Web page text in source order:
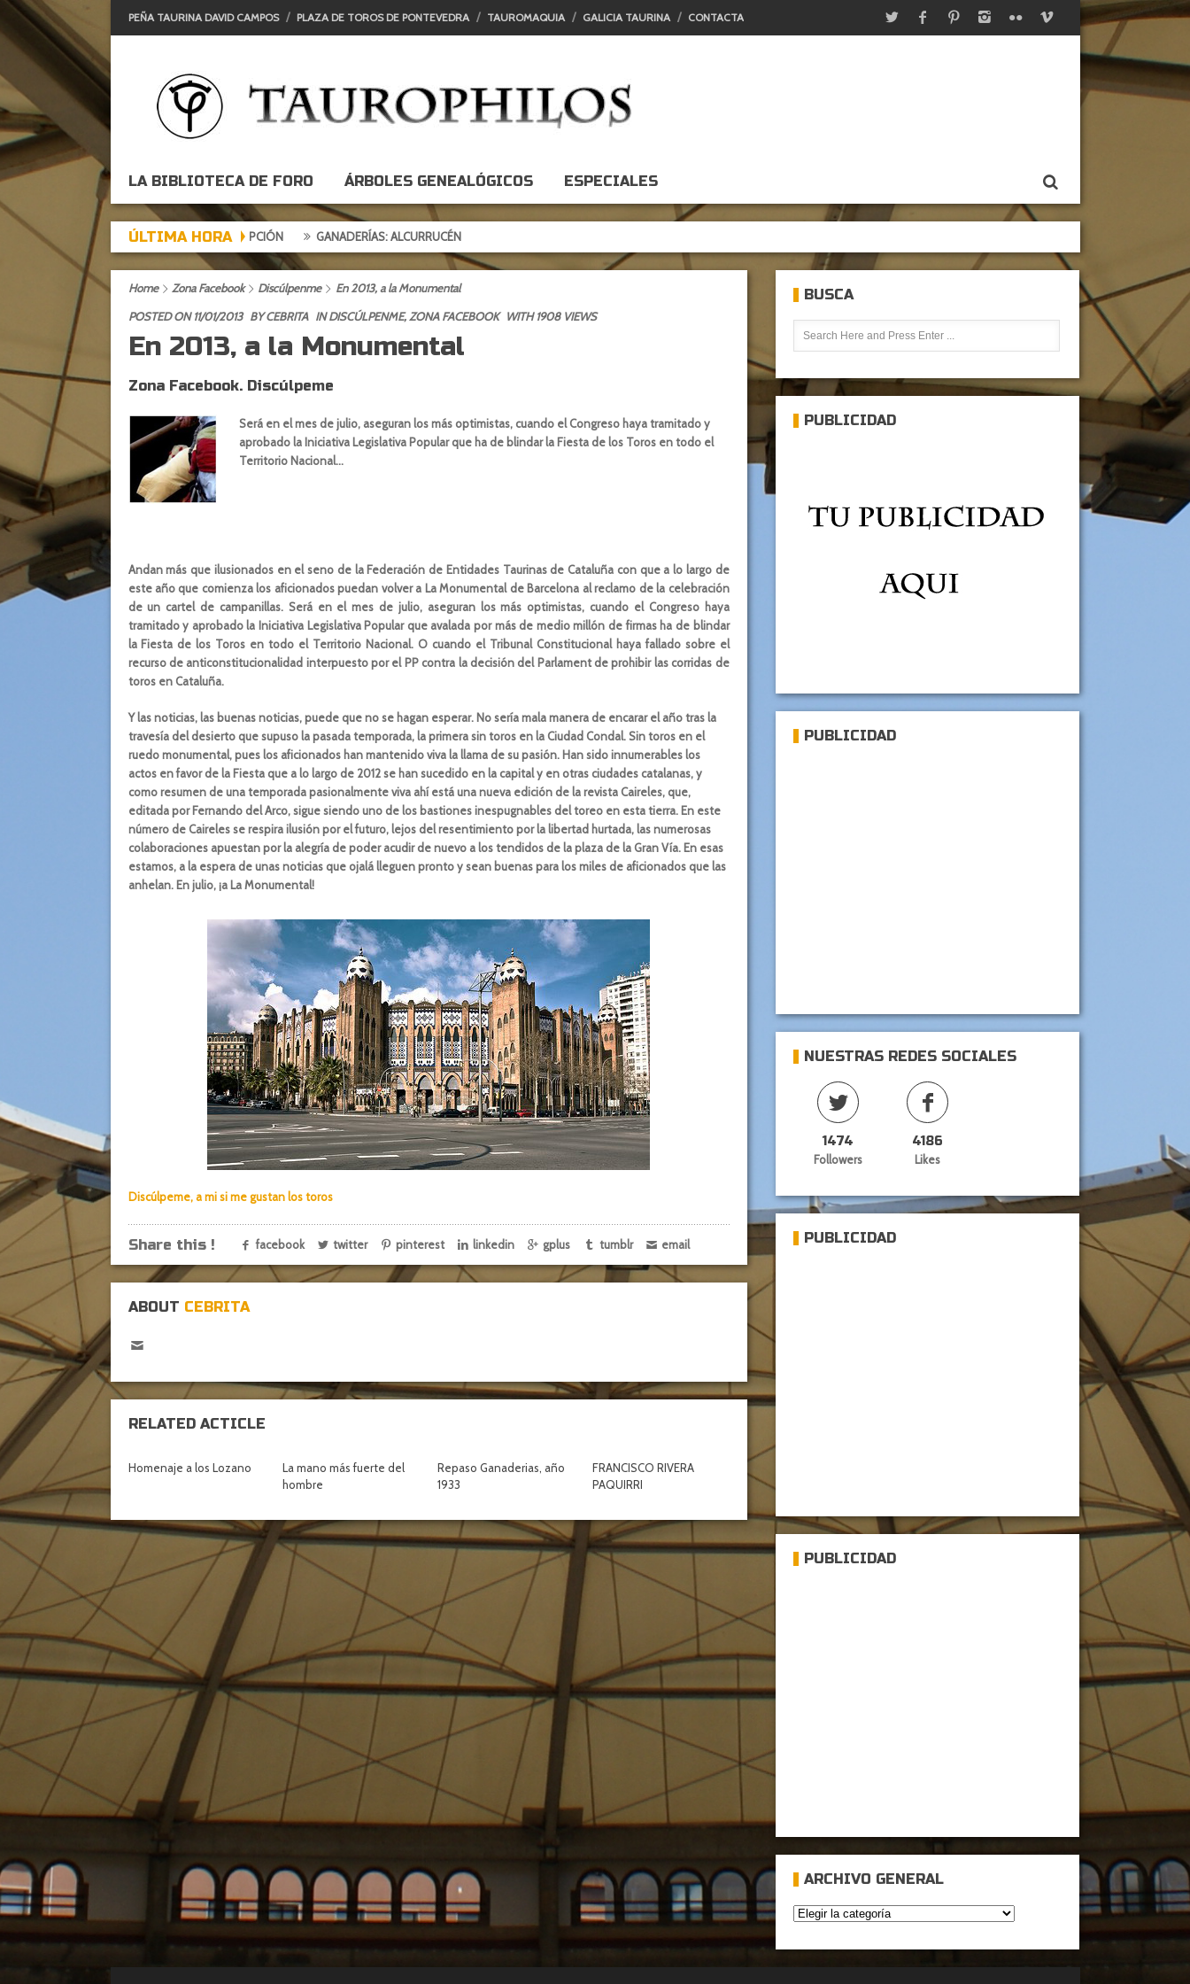
PEÑA TAURINA DAVID CAMPOS PLAZA DE TOROS DE PONTEVEDRA TAUROMAQUIA GALICIA TAURINA CONTACTA
LA BIBLIOTECA DE FORO ÁRBOLES GENEALÓGICOS ESPECIALES
ÚLTIMA HORA
DE EXPECTACIÓN, TARDE DE DECEPCIÓN GANADERÍAS: ALCURRUCÉN
Home Zona Facebook Discúlpenme
En 2013, a la Monumental
POSTED ON 11/01/2013 BYCEBRITA INDISCÚLPENME, ZONA FACEBOOK WITH 1908 VIEWS
En 2013, a la Monumental
Zona Facebook. Discúlpeme
Será en el mes de julio, aseguran los más optimistas, cuando el Congreso haya tramitado y
aprobado la Iniciativa Legislativa Popular que ha de blindar la Fiesta de los Toros en todo el
Territorio Nacional…
Andan más que ilusionados en el seno de la Federación de Entidades Taurinas de Cataluña con que a lo largo de
este año que comienza los aficionados puedan volver a La Monumental de Barcelona al reclamo de la celebración
de un cartel de campanillas. Será en el mes de julio, aseguran los más optimistas, cuando el Congreso haya
tramitado y aprobado la Iniciativa Legislativa Popular que avalada por más de medio millón de firmas ha de blindar
la Fiesta de los Toros en todo el Territorio Nacional. O cuando el Tribunal Constitucional haya fallado sobre el
recurso de anticonstitucionalidad interpuesto por el PP contra la decisión del Parlament de prohibir las corridas de
toros en Cataluña.
Y las noticias, las buenas noticias, puede que no se hagan esperar. No sería mala manera de encarar el año tras la
travesía del desierto que supuso la pasada temporada, la primera sin toros en la Ciudad Condal. Sin toros en el
ruedo monumental, pues los aficionados han mantenido viva la llama de su pasión. Han sido innumerables los
actos en favor de la Fiesta que a lo largo de 2012 se han sucedido en la capital y en otras ciudades catalanas, y
como resumen de una temporada pasionalmente viva ahí está una nueva edición de la revista Caireles, que,
editada por Fernando del Arco, sigue siendo uno de los bastiones inespugnables del toreo en esta tierra. En este
número de Caireles se respira ilusión por el futuro, lejos del resentimiento por la libertad hurtada, las numerosas
colaboraciones apuestan por la alegría de poder acudir de nuevo a los tendidos de la plaza de la Gran Vía. En esas
estamos, a la espera de unas noticias que ojalá lleguen pronto y sean buenas para los miles de aficionados que las
anhelan. En julio, ¡a La Monumental!
Discúlpeme, a mi si me gustan los toros
Share this ! facebook twitter pinterest linkedin gplus tumblr email
ABOUT CEBRITA
RELATED ACTICLE
Homenaje a los Lozano
La mano más fuerte del
hombre
Repaso Ganaderias, año
1933
FRANCISCO RIVERA
PAQUIRRI
BUSCA
PUBLICIDAD
PUBLICIDAD
NUESTRAS REDES SOCIALES
1474
Followers
4186
Likes
PUBLICIDAD
PUBLICIDAD
ARCHIVO GENERAL